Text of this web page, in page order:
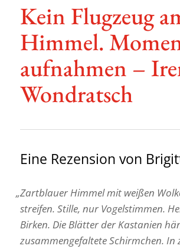
Kein Flug­zeug
Himmel.
auf­nahmen –
Wondratsch
Eine Rezen­sion von
„Zart­blauer Himmel mit weißen
streifen. Stille, nur Vogel­stimmen.
Birken. Die Blätter der Kasta­nien
zusam­men­ge­fal­tete Schirm­chen. In